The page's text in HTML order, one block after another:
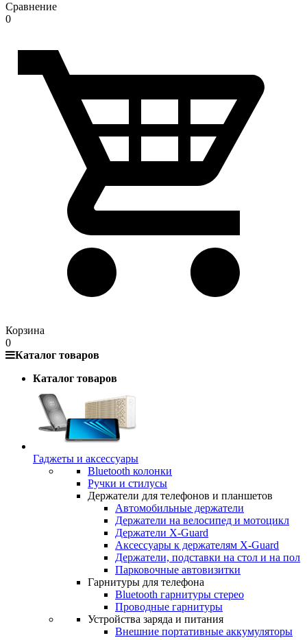
Сравнение
0
Корзина
0
Каталог товаров
Каталог товаров
Гаджеты и аксессуары
Bluetooth колонки
Ручки и стилусы
Держатели для телефонов и планшетов
Автомобильные держатели
Держатели на велосипед и мотоцикл
Держатели X-Guard
Аксессуары к держателям X-Guard
Держатели, подставки на стол и на пол
Парковочные автовизитки
Гарнитуры для телефона
Bluetooth гарнитуры стерео
Проводные гарнитуры
Устройства заряда и питания
Внешние портативные аккумуляторы